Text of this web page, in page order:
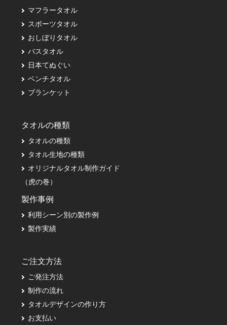
マフラータオル
スポーツタオル
おしぼりタオル
バスタオル
日本てぬぐい
ベンチタオル
ブランケット
タオルの種類
タオルの種類
タオル生地の種類
オリジナルタオル制作ガイド
（虎の巻）
製作事例
利用シーン別の製作例
製作実績
ご注文方法
ご発注方法
制作の流れ
タオルデザインの作り方
お支払い